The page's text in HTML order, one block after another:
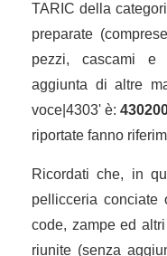
TARIC della
preparate
pezzi, cascami e
aggiunta di altre
voce|4303' è:
riportate fanno
Ricordati che, in
pellicceria conciate
code, zampe ed
riunite (senza